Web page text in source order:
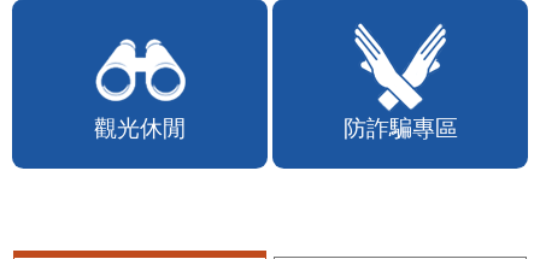
觀光休閒 防詐騙專區